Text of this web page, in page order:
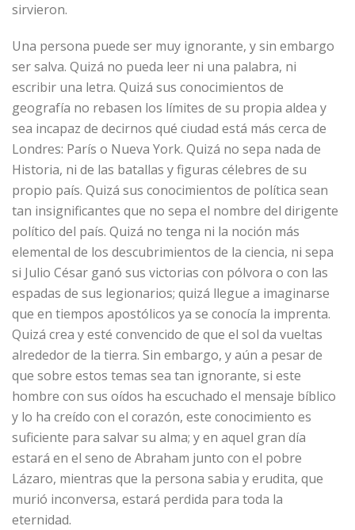
sirvieron.
Una persona puede ser muy ignorante, y sin embargo
ser salva. Quizá no pueda leer ni una palabra, ni
escribir una letra. Quizá sus conocimientos de
geografía no rebasen los límites de su propia aldea y
sea incapaz de decirnos qué ciudad está más cerca de
Londres: París o Nueva York. Quizá no sepa nada de
Historia, ni de las batallas y figuras célebres de su
propio país. Quizá sus conocimientos de política sean
tan insignificantes que no sepa el nombre del dirigente
político del país. Quizá no tenga ni la noción más
elemental de los descubrimientos de la ciencia, ni sepa
si Julio César ganó sus victorias con pólvora o con las
espadas de sus legionarios; quizá llegue a imaginarse
que en tiempos apostólicos ya se conocía la imprenta.
Quizá crea y esté convencido de que el sol da vueltas
alrededor de la tierra. Sin embargo, y aún a pesar de
que sobre estos temas sea tan ignorante, si este
hombre con sus oídos ha escuchado el mensaje bíblico
y lo ha creído con el corazón, este conocimiento es
suficiente para salvar su alma; y en aquel gran día
estará en el seno de Abraham junto con el pobre
Lázaro, mientras que la persona sabia y erudita, que
murió inconversa, estará perdida para toda la
eternidad.